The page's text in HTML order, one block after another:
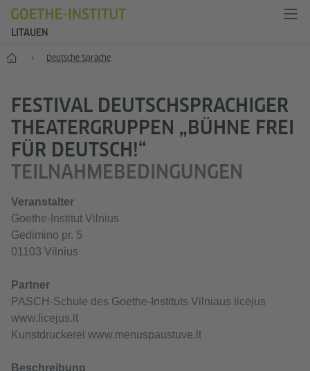
LITAUEN
Start Deutsche Sprache
FESTIVAL DEUTSCHSPRACHIGER
THEATERGRUPPEN „BÜHNE FREI
FÜR DEUTSCH!“
TEILNAHMEBEDINGUNGEN
Veranstalter
Goethe-Institut Vilnius
Gedimino pr. 5
01103 Vilnius
Partner
PASCH-Schule des Goethe-Instituts Vilniaus licėjus
www.licejus.lt
Kunstdruckerei www.menuspaustuve.lt
Beschreibung